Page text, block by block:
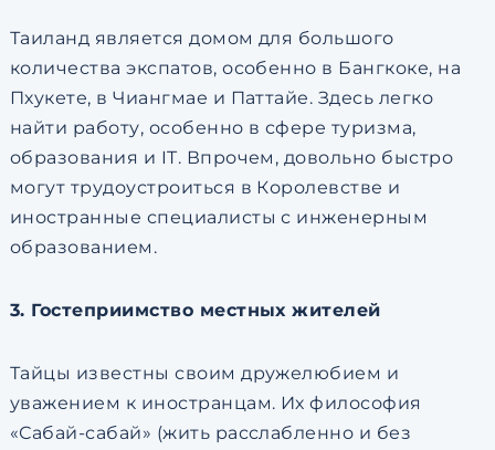
Таиланд является домом для большого
количества экспатов, особенно в Бангкоке, на
Пхукете, в Чиангмае и Паттайе. Здесь легко
найти работу, особенно в сфере туризма,
образования и IT. Впрочем, довольно быстро
могут трудоустроиться в Королевстве и
иностранные специалисты с инженерным
образованием.
3. Гостеприимство местных жителей
Тайцы известны своим дружелюбием и
уважением к иностранцам. Их философия
«Сабай-сабай» (жить расслабленно и без